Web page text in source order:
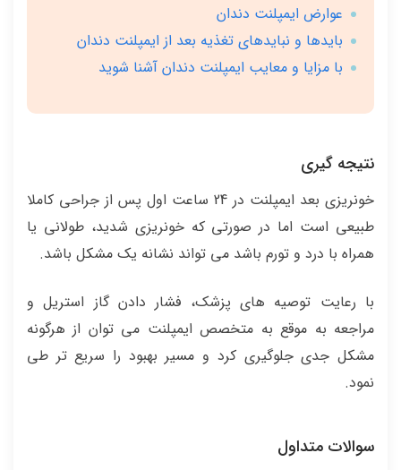
عوارض ایمپلنت دندان
بایدها و نبایدهای تغذیه بعد از ایمپلنت دندان
با مزایا و معایب ایمپلنت دندان آشنا شوید
نتیجه گیری
خونریزی بعد ایمپلنت در 24 ساعت اول پس از جراحی کاملا
طبیعی است اما در صورتی که خونریزی شدید، طولانی یا
همراه با درد و تورم باشد می تواند نشانه یک مشکل باشد.
با رعایت توصیه های پزشک، فشار دادن گاز استریل و
مراجعه به موقع به متخصص ایمپلنت می توان از هرگونه
مشکل جدی جلوگیری کرد و مسیر بهبود را سریع تر طی
نمود.
سوالات متداول